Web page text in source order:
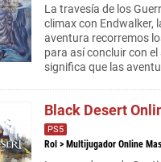
La travesía de los
climax con Endwalker,
aventura recorremos
para así concluir con
significa que las
Black Desert
PS5
Rol > Multijugador Online